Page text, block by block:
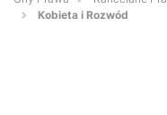
Kobieta i Rozwód